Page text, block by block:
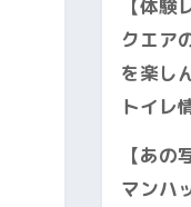
【体
クエア
を楽し
トイレ
【あ
マンハ